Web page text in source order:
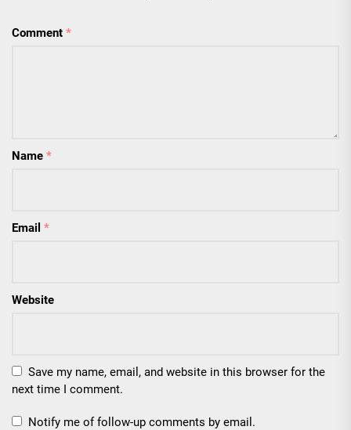
Comment *
Name *
Email *
Website
Save my name, email, and website in this browser for the
next time I comment.
Notify me of follow-up comments by email.